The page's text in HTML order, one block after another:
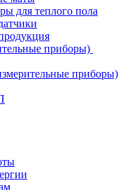
для теплого пола
приборы)
приборы)